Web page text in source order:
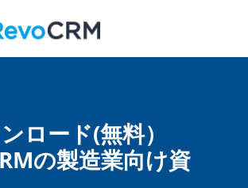
ロード(無料）
の製造業向け資